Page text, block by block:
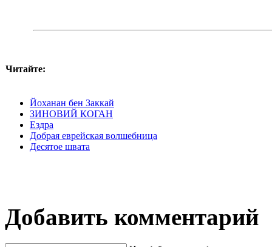
Читайте:
Йоханан бен Заккай
ЗИНОВИЙ КОГАН
Ездра
Добрая еврейская волшебница
Десятое швата
Добавить комментарий